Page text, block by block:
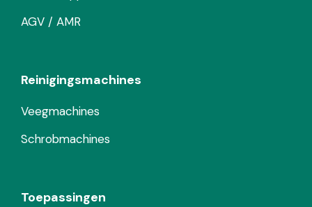
AGV / AMR
Reinigingsmachines
Veegmachines
Schrobmachines
Toepassingen